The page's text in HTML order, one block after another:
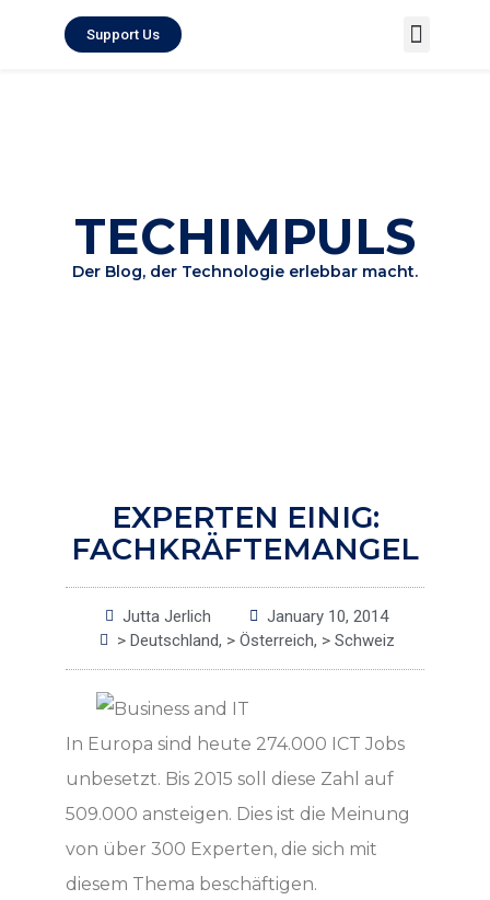
Support Us
TECHIMPULS
Der Blog, der Technologie erlebbar macht.
EXPERTEN EINIG:
FACHKRÄFTEMANGEL
Jutta Jerlich
January 10, 2014
> Deutschland, > Österreich, > Schweiz
In Europa sind heute 274.000 ICT Jobs
unbesetzt. Bis 2015 soll diese Zahl auf
509.000 ansteigen. Dies ist die Meinung
von über 300 Experten, die sich mit
diesem Thema beschäftigen.